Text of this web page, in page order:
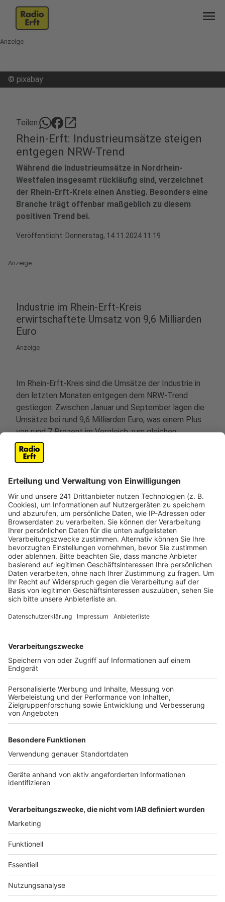
menu
Anzeige
© pixabay
Teilen: open_in_new
Rhein-Erft: Industrieumsätze steigen
entgegen NRW-Trend
Während die Industrieumsätze in Nordrhein-
Westfalen insgesamt rückläufig sind, verzeichnet
der Rhein-Erft-Kreis einen Anstieg. Besonders eine
Branche trägt offenbar maßgeblich zu diesem
positiven Trend bei.
Veröffentlicht: Donnerstag, 14.11.2024 11:19
Anzeige
Industrie im Rhein-Erft-Kreis
erwirtschaftete Umsatz von 9,6 Milliarden
Euro
Anzeige
Im Rhein-Erft-Kreis sind die Umsätze der Industrie in
den letzten Monaten entgegen dem NRW-Trend
gestiegen. Zwischen Januar und September lagen die
Umsätze bei rund 9,6 Milliarden Euro, was einem Plus
von rund 7 Prozent im Vergleich zum gleichen
Zeitraum des Vorjahres entspricht. NRW-weit sanken
die Industrieumsätze hingegen um 4,8 Prozent.
Anzeige
Chemieindustrie maßgeblich für
Umsatzanstieg
Anzeige
Laut den Landesstatistikern könnte dieser Anstieg vor
allem mit der Chemiebranche zusammenhängen. Diese
Branche ist die einzige in Nordrhein-Westfalen, die in
den ersten neun Monaten dieses Jahres ein
der Beschäftigten in der Industrie leicht gestiegen,
während sie NRW-weit leicht gesunken ist.
Weitere Themen von Rhein und Erft:
Haushalt: Einschnitte für die Erftstädter
Köln: 2000 Mitarbeiter von Ford-Kurzarbeit
betroffen
go.Rheinland wehrt sich gegen Bahnpläne
Anzeige